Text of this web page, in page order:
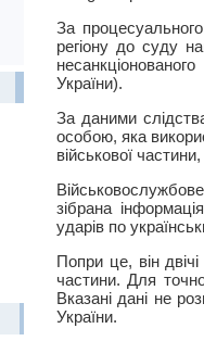
За
регіону до суду
України).
За даними
особою, яка
військової
зібрана
ударів по
Попри це, він
частини. Для
Вказані дані не
України.